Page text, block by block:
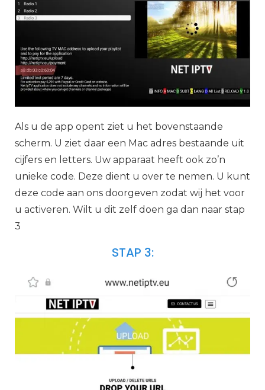
Als u de app opent ziet u het bovenstaande
scherm. U ziet daar een Mac adres bestaande uit
cijfers en letters. Uw apparaat heeft ook zo’n
unieke code. Deze dient u over te nemen. U kunt
deze code aan ons doorgeven zodat wij het voor
u activeren. Wilt u dit zelf doen ga dan naar stap
3
STAP 3: